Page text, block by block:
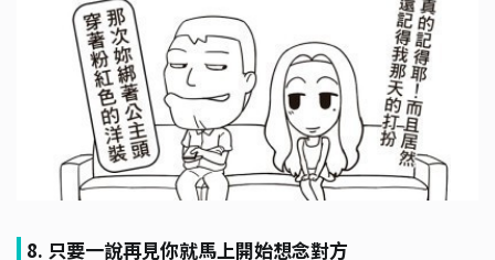
8. 只要一說再見你就馬上開始想念對方